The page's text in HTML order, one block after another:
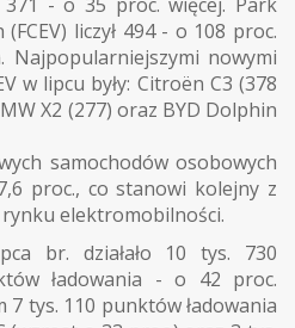
liczył 494 - o 108 proc.
Najpopularniejszymi nowymi
w lipcu były: Citroën C3 (378
X2 (277) oraz BYD Dolphin
samochodów osobowych
proc., co stanowi kolejny z
elektromobilności.
br. działało 10 tys. 730
ładowania - o 42 proc.
tys. 110 punktów ładowania